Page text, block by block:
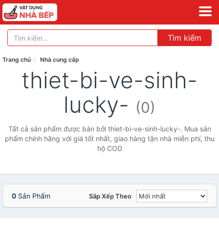
Tìm kiếm
Trang chủ Nhà cung cấp
thiet-bi-ve-sinh-
lucky- (0)
Tất cả sản phẩm được bán bởi thiet-bi-ve-sinh-lucky-. Mua sản
phẩm chính hãng với giá tốt nhất, giao hàng tận nhà miễn phí, thu
hộ COD
0 Sản Phẩm Sắp Xếp Theo